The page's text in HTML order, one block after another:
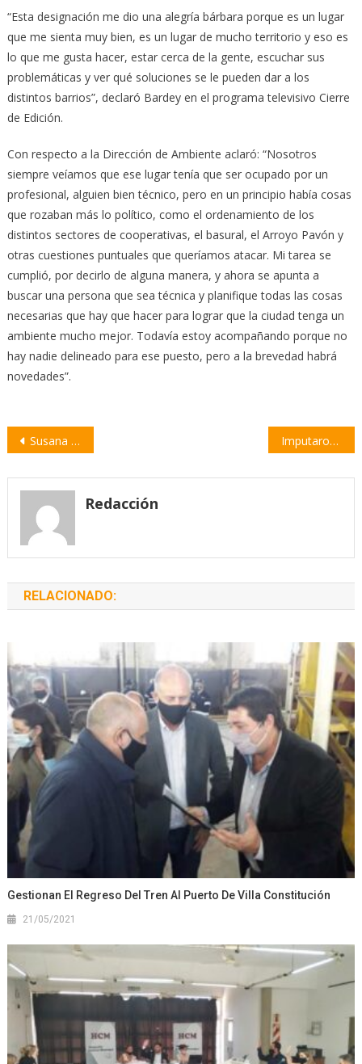
“Esta designación me dio una alegría bárbara porque es un lugar
que me sienta muy bien, es un lugar de mucho territorio y eso es
lo que me gusta hacer, estar cerca de la gente, escuchar sus
problemáticas y ver qué soluciones se le pueden dar a los
distintos barrios”, declaró Bardey en el programa televisivo Cierre
de Edición.
Con respecto a la Dirección de Ambiente aclaró: “Nosotros
siempre veíamos que ese lugar tenía que ser ocupado por un
profesional, alguien bien técnico, pero en un principio había cosas
que rozaban más lo político, como el ordenamiento de los
distintos sectores de cooperativas, el basural, el Arroyo Pavón y
otras cuestiones puntuales que queríamos atacar. Mi tarea se
cumplió, por decirlo de alguna manera, y ahora se apunta a
buscar una persona que sea técnica y planifique todas las cosas
necesarias que hay que hacer para lograr que la ciudad tenga un
ambiente mucho mejor. Todavía estoy acompañando porque no
hay nadie delineado para ese puesto, pero a la brevedad habrá
novedades”.
Navegación
entradas
Susana Ludmer es candidata a Secretaria General Adjunta de Amsafe Provincial Imputaron al hombre acusado de obtener 400 mil pesos clonando tarjetas
Redacción
RELACIONADO:
Gestionan El Regreso Del Tren Al Puerto De Villa Constitución
21/05/2021